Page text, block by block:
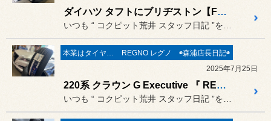
ダイハツ タフトにブリヂストン【FINESSA HB01】をお取り付け！ タイヤ交換は “本業はタイヤ屋さん” のコクピット荒井にお任せ下さい！
REGNO レグノ
◉森浦店長日記◉
2025年7月25日
220系 クラウン G Executive 『 REGNO レグノ GR-XⅢ 』装着でさらなるステージへ！！ アライメント調整も好評受付中です(*´˘`*)♡